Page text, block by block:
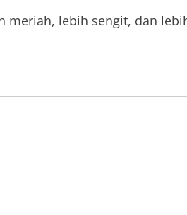
meriah, lebih sengit, dan